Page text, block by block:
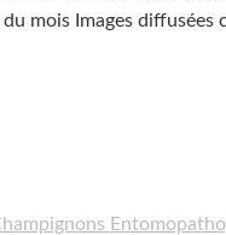
mois Images diffusées